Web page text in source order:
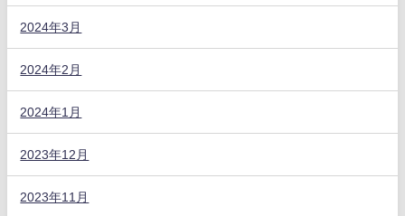
2024年3月
2024年2月
2024年1月
2023年12月
2023年11月